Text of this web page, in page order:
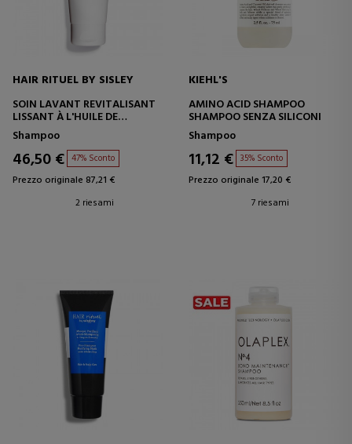
HAIR RITUEL BY SISLEY
SOIN LAVANT REVITALISANT
LISSANT À L'HUILE DE
MORINGA
Shampoo
46,50 € 47% Sconto
Prezzo originale 87,21 €
2 riesami
KIEHL'S
AMINO ACID SHAMPOO
SHAMPOO SENZA SILICONI
Shampoo
11,12 € 35% Sconto
Prezzo originale 17,20 €
7 riesami